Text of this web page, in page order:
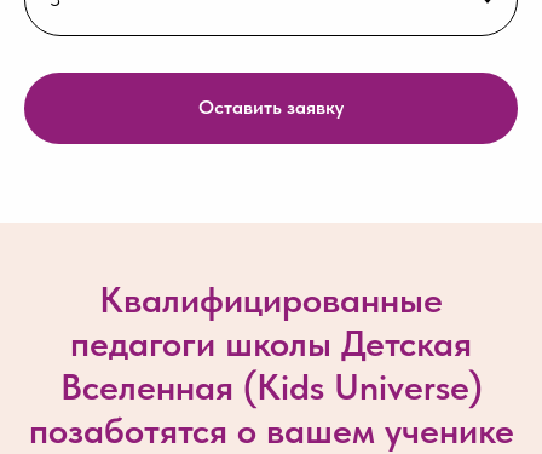
Оставить заявку
Квалифицированные
педагоги школы Детская
Вселенная (Kids Universe)
позаботятся о вашем ученике